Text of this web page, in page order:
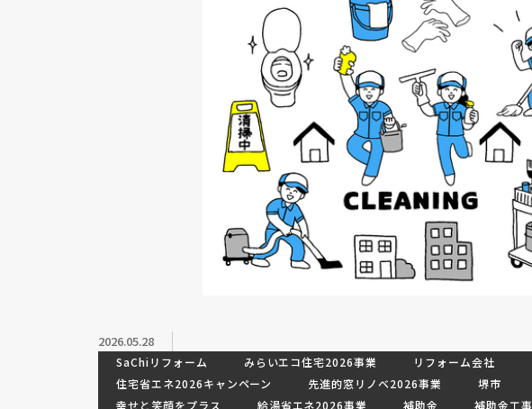
2026.05.28
SaChiリフォーム みらいエコ住宅2026事業 リフォーム会社
住宅省エネ2026キャンペーン
先進的窓リノベ2026事業 堺市
幸せと笑顔をプラス
給湯省エネ2026事業 補助金 補助金工事